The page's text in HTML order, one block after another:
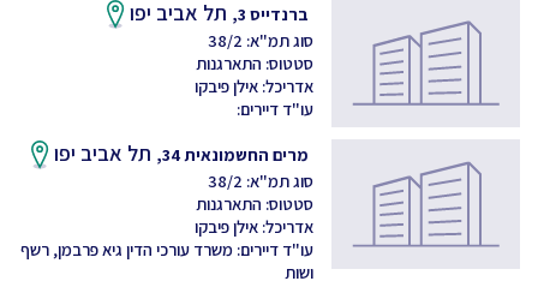
ברנדייס 3,
תל אביב יפו
סוג תמ"א: 38/2
סטטוס: התארגנות
אדריכל: אילן פיבקו
עו"ד דיירים:
מרים החשמונאית 34,
תל אביב יפו
סוג תמ"א: 38/2
סטטוס: התארגנות
אדריכל: אילן פיבקו
עו"ד דיירים: משרד עורכי הדין גיא פרבמן, רשף
ושות